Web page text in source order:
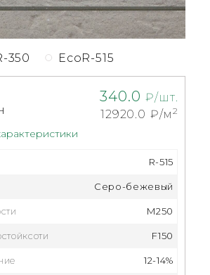
340.0 ₽/шт.
12920.0 ₽/м2
350 EcoR-515
R-515
Серо-бежевый
M250
F150
12-14%